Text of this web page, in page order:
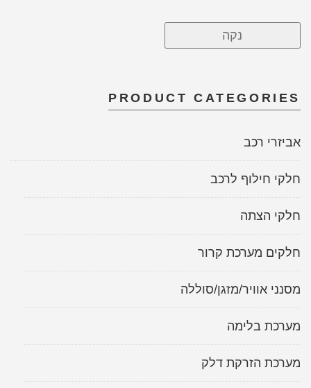
טסלה
מיצובישי
קאיה
נקה
PRODUCT CATEGORIES
אביזרי רכב
חלקי חילוף לרכב
חלקי הצתה
חלקים מערכת קרור
מסנני אוויר/מזגן/סוללה
מערכת בלימה
מערכת הזרקת דלק